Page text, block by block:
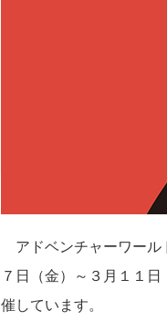
アドベンチャーワール
７日（金）～３月１１
催しています。